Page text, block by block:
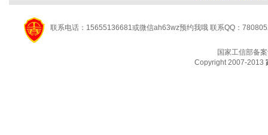
联系电话：15655136681或微信ah63wz预约我哦 联系QQ：
国家工信部备
Copyright 2007-2013